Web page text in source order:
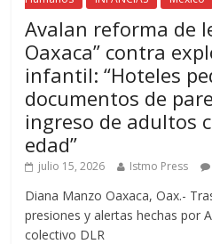
Avalan reforma de
Oaxaca” contra
infantil: “Hoteles
documentos de
ingreso de adultos
edad”
julio 15, 2026 Istmo Press
Diana Manzo Oaxaca, Oax.-
presiones y alertas hechas por
colectivo DLR